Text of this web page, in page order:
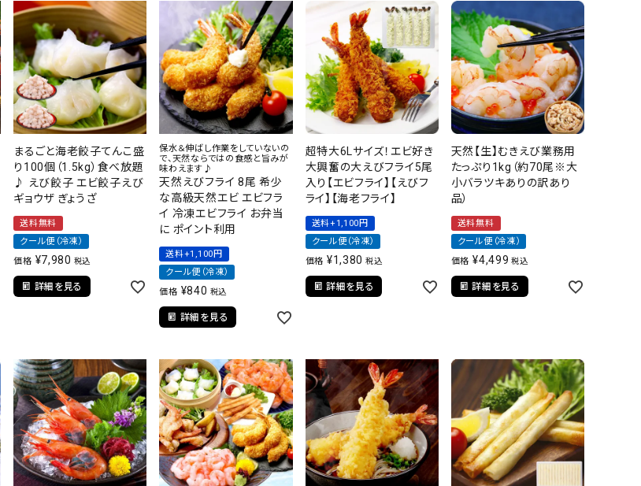
まるごと海老餃子てんこ盛
り100個（1.5kg）食べ放題
♪ えび餃子 エビ餃子えび
ギョウザ ぎょうざ
送料無料
クール便（冷凍）
価格 ¥7,980 税込
詳細を見る
保水＆伸ばし作業をしていないの
で、天然ならではの食感と旨みが
味わえます♪
天然えびフライ 8尾 希少
な高級天然エビ エビフラ
イ 冷凍エビフライ お弁当
に ポイント利用
送料+1,100円
クール便（冷凍）
価格 ¥840 税込
詳細を見る
超特大6Lサイズ！エビ好き
大興奮の大えびフライ5尾
入り【エビフライ】【えびフ
ライ】【海老フライ】
送料+1,100円
クール便（冷凍）
価格 ¥1,380 税込
詳細を見る
天然【生】むきえび業務用
たっぷり1kg（約70尾※大
小バラツキありの訳あり
品）
送料無料
クール便（冷凍）
価格 ¥4,499 税込
詳細を見る